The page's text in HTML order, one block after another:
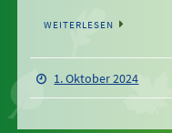
WEITERLESEN
1. Oktober 2024